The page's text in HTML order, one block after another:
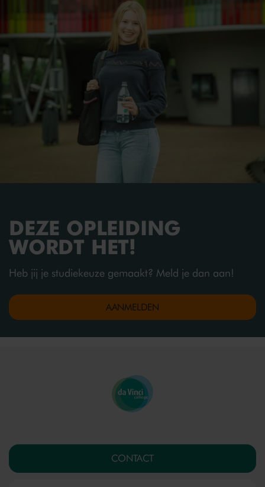
Vanaf je achttiende jaar ben je verplicht om
lesgeld te betalen. Dit bedrag wordt in rekening
gebracht door DUO. Meer info over lesgeld
Boekengeld en ander lesmateriaal
Bekijk de kosten
Financieel reglement
Financieel reglement
studenten zo veel mogelijk informatie te geven
over de kosten die een opleiding bij het Da Vinci
College met zich meebrengt. We lichten een
aantal zaken toe en verwijzen studenten naar
belangrijke sites van andere instanties.
DEZE OPLEIDING
WORDT HET!
Heb jij je studiekeuze gemaakt? Meld je dan aan!
AANMELDEN
CONTACT